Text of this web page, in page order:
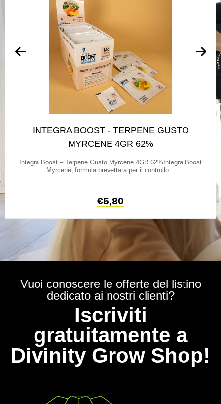
INTEGRA BOOST - TERPENE GUSTO
MYRCENE 4GR 62%
Integra Boost – Terpene Gusto Myrcene 4GR 62%Integra Boost
Myrcene, formula brevettata per il controllo...
€5,80
Vuoi conoscere le offerte del listino
dedicato ai nostri clienti?
Iscriviti
gratuitamente a
Divinity Grow Shop!